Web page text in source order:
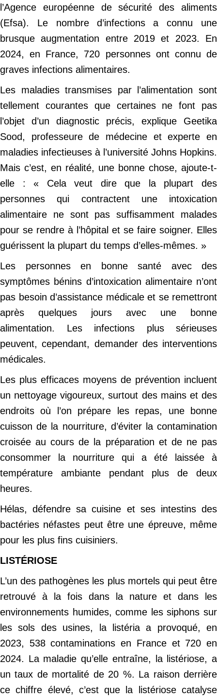
l’Agence européenne de sécurité des aliments
(Efsa). Le nombre d’infections a connu une
brusque augmentation entre 2019 et 2023. En
2024, en France, 720 personnes ont connu de
graves infections alimentaires.
Les maladies transmises par l’alimentation sont
tellement courantes que certaines ne font pas
l’objet d’un diagnostic précis, explique Geetika
Sood, professeure de médecine et experte en
maladies infectieuses à l’université Johns Hopkins.
Mais c’est, en réalité, une bonne chose, ajoute-t-
elle : « Cela veut dire que la plupart des
personnes qui contractent une intoxication
alimentaire ne sont pas suffisamment malades
pour se rendre à l’hôpital et se faire soigner. Elles
guérissent la plupart du temps d’elles-mêmes. »
Les personnes en bonne santé avec des
symptômes bénins d’intoxication alimentaire n’ont
pas besoin d’assistance médicale et se remettront
après quelques jours avec une bonne
alimentation. Les infections plus sérieuses
peuvent, cependant, demander des interventions
médicales.
Les plus efficaces moyens de prévention incluent
un nettoyage vigoureux, surtout des mains et des
endroits où l’on prépare les repas, une bonne
cuisson de la nourriture, d’éviter la contamination
croisée au cours de la préparation et de ne pas
consommer la nourriture qui a été laissée à
température ambiante pendant plus de deux
heures.
Hélas, défendre sa cuisine et ses intestins des
bactéries néfastes peut être une épreuve, même
pour les plus fins cuisiniers.
LISTÉRIOSE
L’un des pathogènes les plus mortels qui peut être
retrouvé à la fois dans la nature et dans les
environnements humides, comme les siphons sur
les sols des usines, la listéria a provoqué, en
2023, 538 contaminations en France et 720 en
2024. La maladie qu’elle entraîne, la listériose, a
un taux de mortalité de 20 %. La raison derrière
ce chiffre élevé, c’est que la listériose catalyse